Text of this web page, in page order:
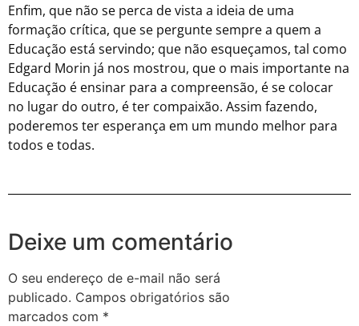
Enfim, que não se perca de vista a ideia de uma
formação crítica, que se pergunte sempre a quem a
Educação está servindo; que não esqueçamos, tal como
Edgard Morin já nos mostrou, que o mais importante na
Educação é ensinar para a compreensão, é se colocar
no lugar do outro, é ter compaixão. Assim fazendo,
poderemos ter esperança em um mundo melhor para
todos e todas.
Deixe um comentário
O seu endereço de e-mail não será
publicado. Campos obrigatórios são
marcados com *